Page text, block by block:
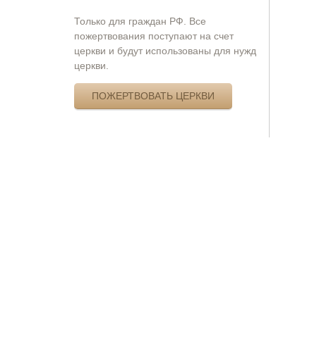
Только для граждан РФ. Все
пожертвования поступают на счет
церкви и будут использованы для нужд
церкви.
ПОЖЕРТВОВАТЬ ЦЕРКВИ